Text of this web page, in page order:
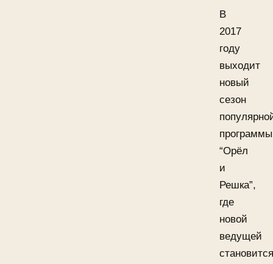
В
2017
году
выходит
новый
сезон
программы
“Орёл
и
Решка”,
где
новой
ведущей
становится